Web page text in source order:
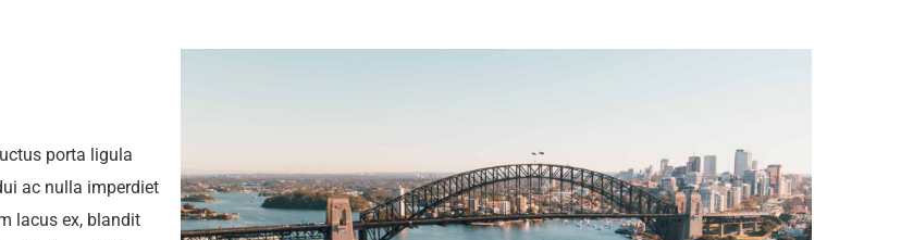
porta ligula
ac nulla imperdiet
lacus ex, blandit